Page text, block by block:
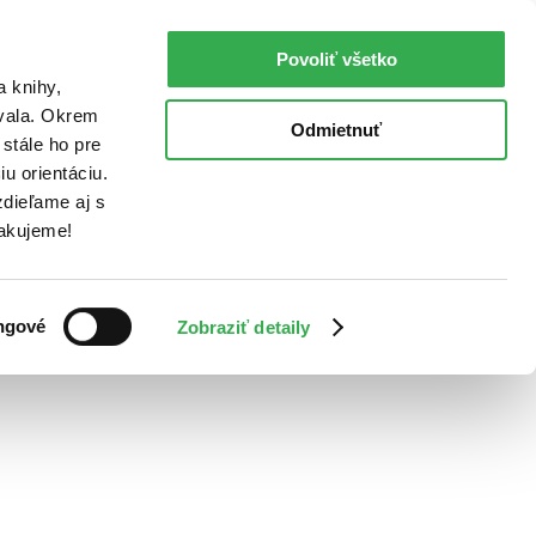
knihy,
Okrem
ho pre
orientáciu.
aj s
Zobraziť detaily
Povoliť všetko
Odmietnuť